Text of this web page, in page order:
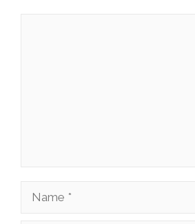
Name